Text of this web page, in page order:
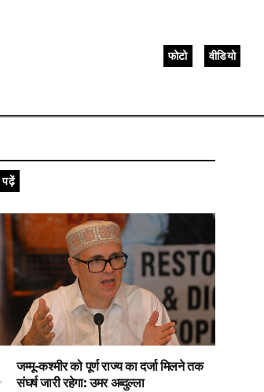
फोटो वीडियो
जम्मू-कश्मीर को पूर्ण राज्य का दर्जा मिलने तक
संघर्ष जारी रहेगा: उमर अब्दुल्ला